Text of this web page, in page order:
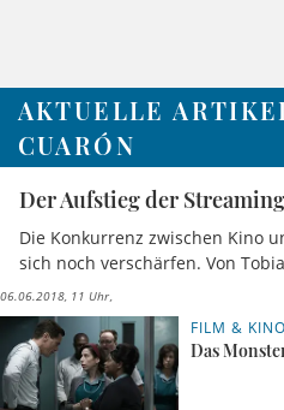
AKTUELLE
CUARÓN
Der Aufstieg der
Die Konkurrenz zwischen Kino
sich noch verschärfen. Von
06.06.2018, 11 Uhr
FILM & KINO
Das